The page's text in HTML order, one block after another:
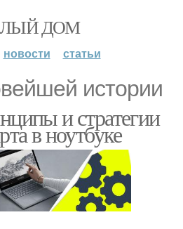
ДОМ
новости статьи
истории
и стратегии
в ноутбуке